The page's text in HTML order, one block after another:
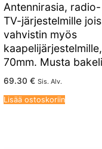
Antennirasia,
TV-järjestelmille
vahvistin myös
70mm. Musta
69.30 € Sis. Alv.
Lisää ostoskoriin